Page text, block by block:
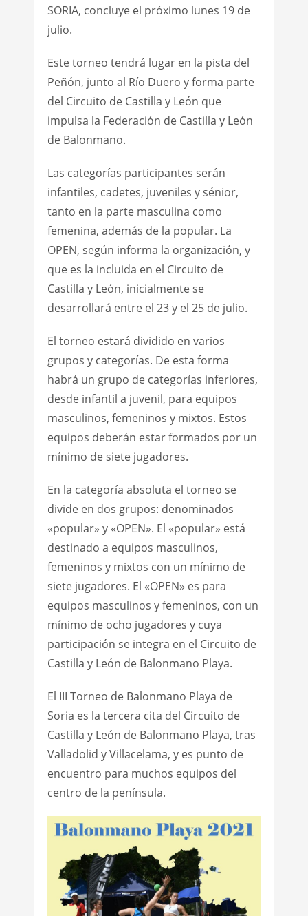
SORIA, concluye el próximo lunes 19 de
julio.
Este torneo tendrá lugar en la pista del
Peñón, junto al Río Duero y forma parte
del Circuito de Castilla y León que
impulsa la Federación de Castilla y León
de Balonmano.
Las categorías participantes serán
infantiles, cadetes, juveniles y sénior,
tanto en la parte masculina como
femenina, además de la popular. La
OPEN, según informa la organización, y
que es la incluida en el Circuito de
Castilla y León, inicialmente se
desarrollará entre el 23 y el 25 de julio.
El torneo estará dividido en varios
grupos y categorías. De esta forma
habrá un grupo de categorías inferiores,
desde infantil a juvenil, para equipos
masculinos, femeninos y mixtos. Estos
equipos deberán estar formados por un
mínimo de siete jugadores.
En la categoría absoluta el torneo se
divide en dos grupos: denominados
«popular» y «OPEN». El «popular» está
destinado a equipos masculinos,
femeninos y mixtos con un mínimo de
siete jugadores. El «OPEN» es para
equipos masculinos y femeninos, con un
mínimo de ocho jugadores y cuya
participación se integra en el Circuito de
Castilla y León de Balonmano Playa.
El III Torneo de Balonmano Playa de
Soria es la tercera cita del Circuito de
Castilla y León de Balonmano Playa, tras
Valladolid y Villacelama, y es punto de
encuentro para muchos equipos del
centro de la península.